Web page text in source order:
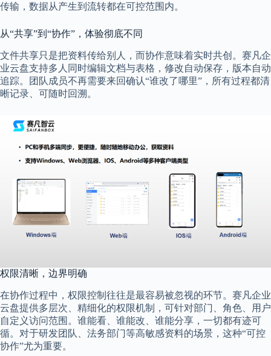
传输，数据从产生到流转都在可控范围内。
从“共享”到“协作”，体验彻底不同
文件共享只是把资料传给别人，而协作意味着实时共创。赛凡企
业云盘支持多人同时编辑文档与表格，修改自动保存，版本自动
追踪。团队成员不再需要来回确认“谁改了哪里”，所有过程都清
晰记录、可随时回溯。
权限清晰，边界明确
在协作过程中，权限控制往往是最容易被忽视的环节。赛凡企业
云盘提供多层次、精细化的权限机制，可针对部门、角色、用户
自定义访问范围。谁能看、谁能改、谁能分享，一切都有迹可
循。对于研发团队、法务部门等高敏感资料的场景，这种“可控
协作”尤为重要。